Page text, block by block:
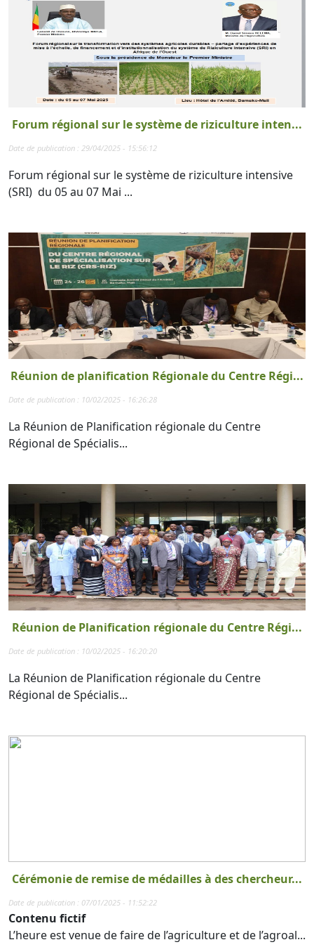
Forum régional sur le système de riziculture inten...
Date de publication : 29/04/2025 - 15:56:12
Forum régional sur le système de riziculture intensive
(SRI) du 05 au 07 Mai ...
Réunion de planification Régionale du Centre Régi...
Date de publication : 10/02/2025 - 16:26:28
La Réunion de Planification régionale du Centre
Régional de Spécialis...
Réunion de Planification régionale du Centre Régi...
Date de publication : 10/02/2025 - 16:20:20
La Réunion de Planification régionale du Centre
Régional de Spécialis...
Cérémonie de remise de médailles à des chercheur...
Date de publication : 07/01/2025 - 11:52:22
Contenu fictif
L’heure est venue de faire de l’agriculture et de l’agroal...